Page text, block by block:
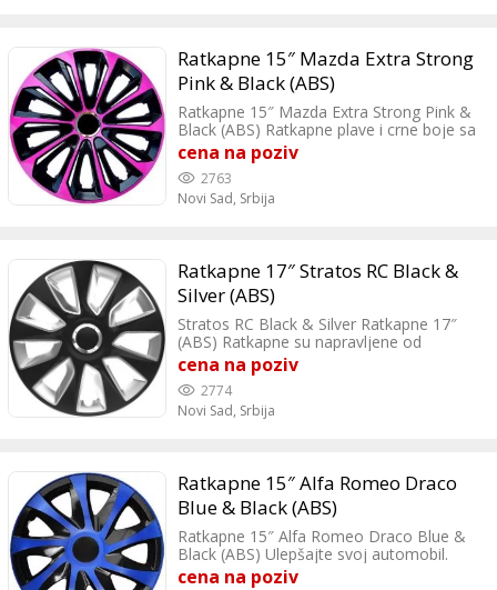
Ratkapne 15″ Mazda Extra Strong
Pink & Black (ABS)
Ratkapne 15″ Mazda Extra Strong Pink &
Black (ABS) Ratkapne plave i crne boje sa
modernim dizajnom vozilu daju sportsku
liniju.
cena na poziv
2763
Novi Sad, Srbija
Ratkapne 17″ Stratos RC Black &
Silver (ABS)
Stratos RC Black & Silver Ratkapne 17″
(ABS) Ratkapne su napravljene od
izuzetno kvalitetne, izdržljive i dugotrajne
plastike, otporne na sve vrste fizičkih
ostećenja i vremenskih uticaja.
cena na poziv
2774
Novi Sad, Srbija
Ratkapne 15″ Alfa Romeo Draco
Blue & Black (ABS)
Ratkapne 15″ Alfa Romeo Draco Blue &
Black (ABS) Ulepšajte svoj automobil.
Poručite ratkapne na kućnu adresu.
cena na poziv